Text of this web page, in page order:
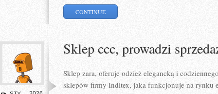
CONTINUE
Sklep ccc, prowadzi
Sklep zara, oferuje odzież elegancką i
sklepów firmy Inditex, jaka funkcjonuje na rynku